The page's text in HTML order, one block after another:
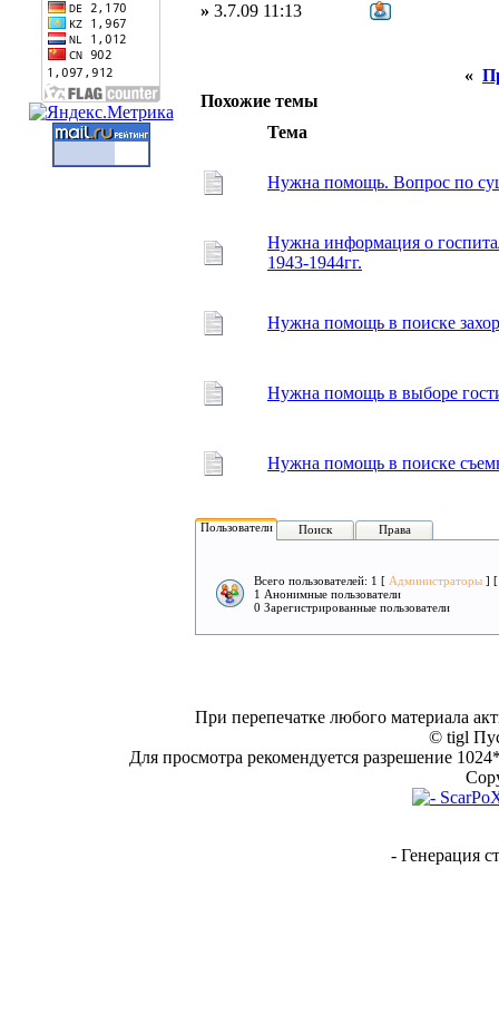
» 3.7.09 11:13
«
Похожие темы
Тема
Нужна помощь. Вопрос по
Нужна информация о
1943-1944гг.
Нужна помощь в поиске
Нужна помощь в выборе
Нужна помощь в поиске
Пользователи Поиск Права
Всего пользователей: 1 [ Администраторы ]
1 Анонимные пользователи
0 Зарегистрированные пользователи
При перепечатке любого материала
© tigl
Для просмотра рекомендуется разрешение
- Генерация